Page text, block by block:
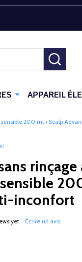
APPAREIL
200 ml • Scalp
rinçage
inconfort
yet Écrire un avis